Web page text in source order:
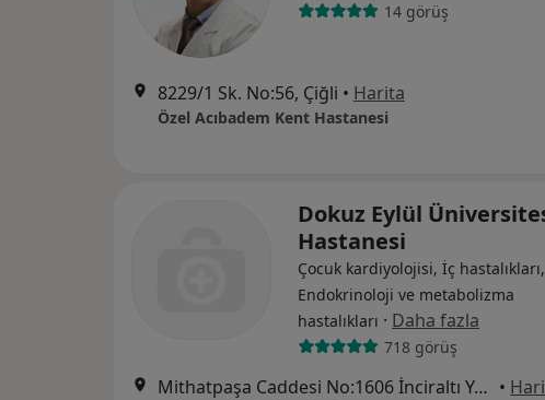
14 görüş
8229/1 Sk. No:56, Çiğli • Harita
Özel Acıbadem Kent Hastanesi
Dokuz Eylül
Hastanesi
Çocuk kardiyolojisi, İç hastalıkları,
Endokrinoloji ve metabolizma
hastalıkları · Daha fazla
718 görüş
Mithatpaşa Caddesi No:1606 İnciraltı Yerleşkesi, İzmir •